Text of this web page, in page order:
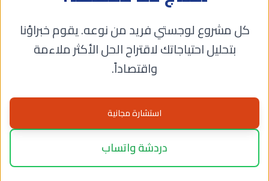
كل مشروع لوجستي فريد من نوعه. يقوم خبراؤنا
بتحليل احتياجاتك لاقتراح الحل الأكثر ملاءمة
واقتصاداً.
استشارة مجانية
دردشة واتساب